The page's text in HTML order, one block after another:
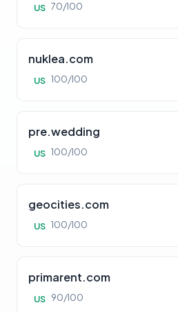
US 70/100
nuklea.com
US 100/100
pre.wedding
US 100/100
geocities.com
US 100/100
primarent.com
US 90/100